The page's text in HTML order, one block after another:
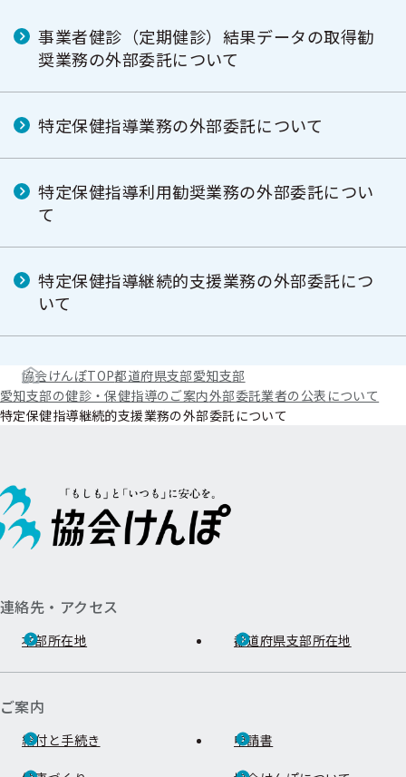
ー
ー
事業者健診（定期健診）結果データの取得勧
奨業務の外部委託について
特定保健指導業務の外部委託について
特定保健指導利用勧奨業務の外部委託につい
て
特定保健指導継続的支援業務の外部委託につ
いて
協会けんぽTOP都道府県支部愛知支部
愛知支部の健診・保健指導のご案内外部委託業者の公表について
特定保健指導継続的支援業務の外部委託について
連絡先・アクセス
本部所在地 都道府県支部所在地
ご案内
給付と手続き 申請書